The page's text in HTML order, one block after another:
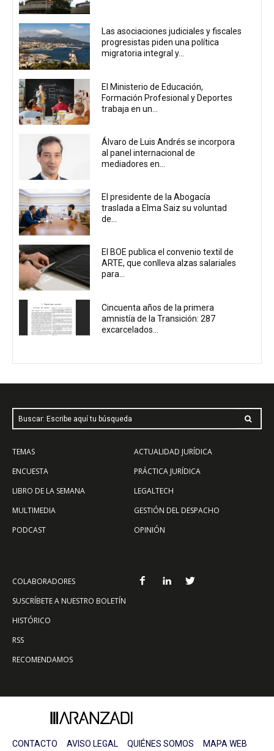
Las asociaciones judiciales y fiscales
progresistas piden una política
migratoria integral y...
El Ministerio de Educación,
Formación Profesional y Deportes
trabaja en un...
Álvaro de Luis Andrés se incorpora
al panel internacional de
mediadores en...
El presidente de la Abogacía
traslada a Elma Saiz su voluntad
de...
El BOE publica el convenio textil de
ARTE, que conlleva alzas salariales
para...
Cincuenta años de la primera
amnistía de la Transición: 287
excarcelados...
Buscar: Escribe aquí tu búsqueda
TEMAS
ENCUESTA
LIBRO DE LA SEMANA
MULTIMEDIA
PODCAST
ACTUALIDAD JURÍDICA
PRÁCTICA JURÍDICA
LEGALTECH
GESTIÓN DEL DESPACHO
OPINIÓN
COLABORADORES
SUSCRÍBETE A NUESTRO BOLETÍN
HISTÓRICO
RSS
RECOMENDAMOS
CONTACTO AVISO LEGAL QUIÉNES SOMOS MAPA WEB